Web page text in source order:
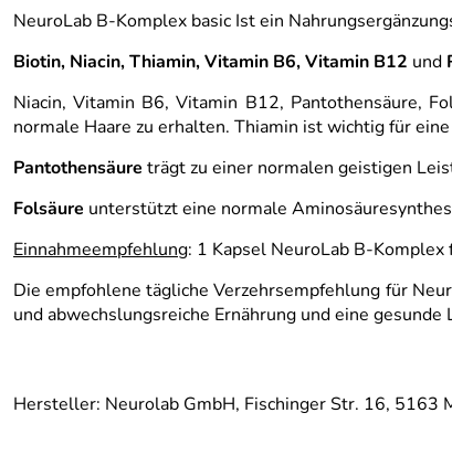
NeuroLab B-Komplex basic Ist ein
Biotin, Niacin, Thiamin, Vitamin B6, Vitamin B12 und
Niacin, Vitamin B6, Vitamin B12, Pantothensäure,
normale Haare zu erhalten. Thiamin ist wichtig für
Pantothensäure trägt zu einer normalen geistigen
Folsäure unterstützt eine normale
Einnahmeempfehlung: 1 Kapsel NeuroLab B-
Die empfohlene tägliche Verzehrsempfehlung für
und abwechslungsreiche Ernährung und eine
Hersteller: Neurolab GmbH, Fischinger Str. 16, 5163